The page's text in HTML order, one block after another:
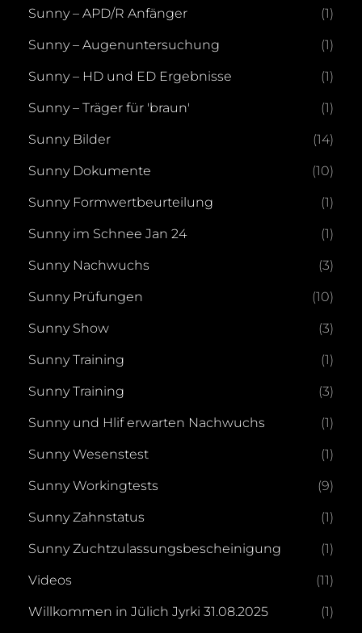
Sunny – APD/R Anfänger (1)
Sunny – Augenuntersuchung (1)
Sunny – HD und ED Ergebnisse (1)
Sunny – Träger für 'braun' (1)
Sunny Bilder (14)
Sunny Dokumente (10)
Sunny Formwertbeurteilung (1)
Sunny im Schnee Jan 24 (1)
Sunny Nachwuchs (3)
Sunny Prüfungen (10)
Sunny Show (3)
Sunny Training (1)
Sunny Training (3)
Sunny und Hlif erwarten Nachwuchs (1)
Sunny Wesenstest (1)
Sunny Workingtests (9)
Sunny Zahnstatus (1)
Sunny Zuchtzulassungsbescheinigung (1)
Videos (11)
Willkommen in Jülich Jyrki 31.08.2025 (1)